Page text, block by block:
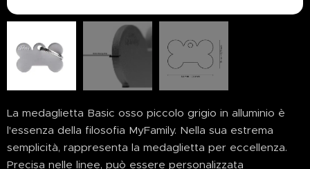
La medaglietta Basic osso piccolo grigio in alluminio è
l'essenza della filosofia MyFamily. Nella sua estrema
semplicità, rappresenta la medaglietta per eccellenza.
Precisa nelle linee, può essere personalizzata